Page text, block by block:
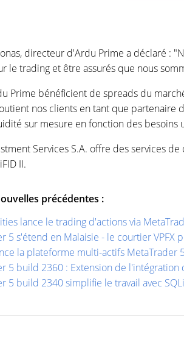
directeur d'Ardu Prime a déclaré :
le trading et être assurés que nous
Prime bénéficient de spreads du
nos clients en tant que partenaire
sur mesure en fonction des besoins
Services S.A. offre des services
II.
précédentes :
lance le trading d'actions via
5 s'étend en Malaisie - le courtier VPFX
la plateforme multi-actifs MetaTrader
5 build 2360 : Extension de l'intégration
5 build 2340 simplifie le travail avec